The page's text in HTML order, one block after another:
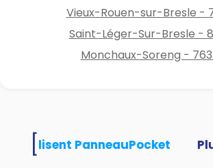
Vieux-Rouen-sur-Bresle -
Saint-Léger-Sur-Bresle -
Monchaux-Soreng -
utilisent PanneauPocket